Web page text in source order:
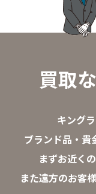
買取
キング
ブランド品・貴
まずお近く
また遠方のお客